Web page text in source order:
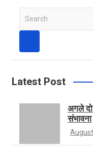
o
a
t
u
r
Latest Post
अगले दो
संभावना